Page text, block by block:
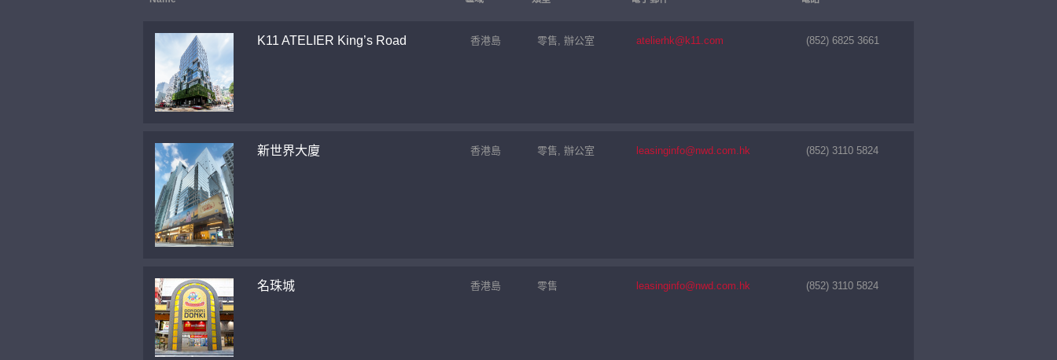
K11 ATELIER King’s Road 香港島 零售, 辦公室 atelierhk@k11.com (852) 6825 3661
新世界大廈 香港島 零售, 辦公室 leasinginfo@nwd.com.hk (852) 3110 5824
名珠城 香港島 零售 leasinginfo@nwd.com.hk (852) 3110 5824